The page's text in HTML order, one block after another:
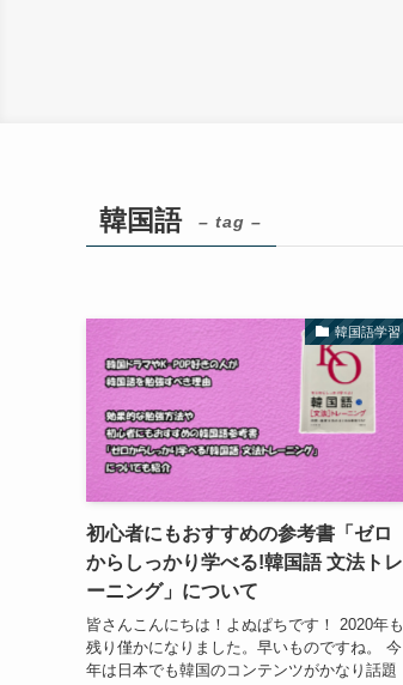
韓国語 – tag –
韓国語学習
初心者にもおすすめの参考書「ゼロ
からしっかり学べる!韓国語 文法トレ
ーニング」について
皆さんこんにちは！よぬぱちです！ 2020年も
残り僅かになりました。早いものですね。 今
年は日本でも韓国のコンテンツがかなり話題